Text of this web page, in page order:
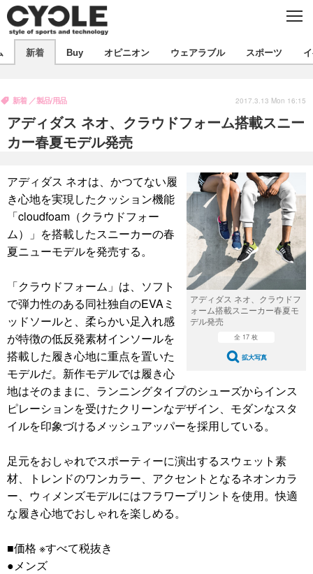
C
E
製品/用品
衣類
飲食
バックナンバー
コラム
インプレ
ボイス
デバイス
ビジネス
国内
スポーツ
選手
写真
動画
試乗会
スポーツ
ツアー
文化
エンタメ
芸能
出版／映画
話題
ファッション
写真
動画
ライフ
社会
政治
新着 Buy オピニオン ウェアラブル スポーツ
アディダス ネオ、クラウドフォーム搭載スニー
カー春夏モデル発売
新着 製品/用品 2017.3.13 Mon 16:15
アディダス ネオ、クラウドフ
ォーム搭載スニーカー春夏モ
デル発売
全 17 枚
拡大写真
アディダス ネオは、かつてない履
き心地を実現したクッション機能
「cloudfoam（クラウドフォー
ム）」を搭載したスニーカーの春
夏ニューモデルを発売する。
「クラウドフォーム」は、ソフト
で弾力性のある同社独自のEVAミ
ッドソールと、柔らかい足入れ感
が特徴の低反発素材インソールを
搭載した履き心地に重点を置いた
モデルだ。新作モデルでは履き心
地はそのままに、ランニングタイプのシューズからインス
ピレーションを受けたクリーンなデザイン、モダンなスタ
イルを印象づけるメッシュアッパーを採用している。
足元をおしゃれでスポーティーに演出するスウェット素
材、トレンドのワンカラー、アクセントとなるネオンカラ
ー、ウィメンズモデルにはフラワープリントを使用。快適
な履き心地でおしゃれを楽しめる。
■価格 ※すべて税抜き
●メンズ